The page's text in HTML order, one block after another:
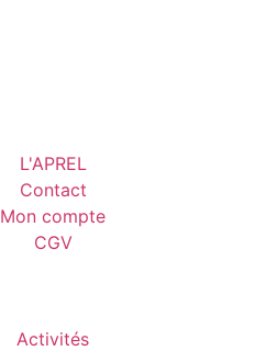
L'APREL
Contact
Mon compte
CGV
Activités